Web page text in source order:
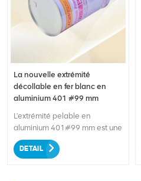
La nouvelle extrémité
décollable en fer blanc en
aluminium 401 #99 mm
L'extrémité pelable en
aluminium 401#99 mm est une
solution d'emballage
personnalisée qui allie
DETAIL